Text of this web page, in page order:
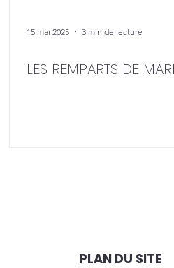
15 mai 2025 3 min de lecture
LES REMPARTS DE
PLAN DU SITE